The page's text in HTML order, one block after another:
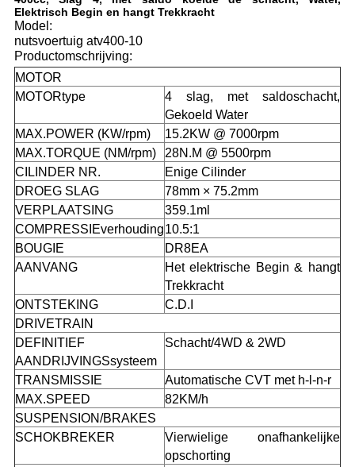
Elektrisch Begin en hangt Trekkracht
Model:
nutsvoertuig atv400-10
Productomschrijving:
MOTOR
MOTORtype
4 slag, met saldoschacht,
Gekoeld Water
MAX.POWER (KW/rpm)
15.2KW @ 7000rpm
MAX.TORQUE (NM/rpm)
28N.M @ 5500rpm
CILINDER NR.
Enige Cilinder
DROEG SLAG
78mm × 75.2mm
VERPLAATSING
359.1ml
COMPRESSIEverhouding10.5:1
BOUGIE
DR8EA
AANVANG
Het elektrische Begin & hangt
Trekkracht
ONTSTEKING
C.D.I
DRIVETRAIN
DEFINITIEF
AANDRIJVINGSsysteem
Schacht/4WD & 2WD
TRANSMISSIE
Automatische CVT met h-l-n-r
MAX.SPEED
82KM/h
SUSPENSION/BRAKES
SCHOKBREKER
Vierwielige onafhankelijke
opschorting